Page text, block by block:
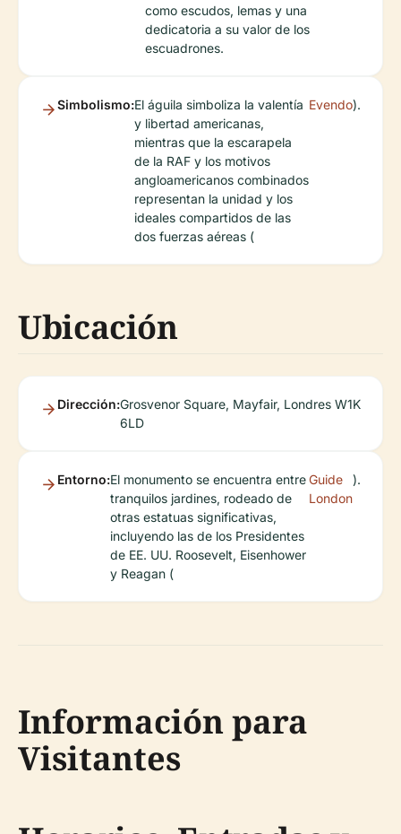
como escudos, lemas y una
dedicatoria a su valor de los
escuadrones.
Simbolismo:El águila simboliza la valentía
y libertad americanas,
mientras que la escarapela
de la RAF y los motivos
angloamericanos combinados
representan la unidad y los
ideales compartidos de las
dos fuerzas aéreas (
Evendo).
Ubicación
Dirección:Grosvenor Square, Mayfair, Londres W1K
6LD
Entorno:El monumento se encuentra entre
tranquilos jardines, rodeado de
otras estatuas significativas,
incluyendo las de los Presidentes
de EE. UU. Roosevelt, Eisenhower
y Reagan (
Guide
London
).
Información para
Visitantes